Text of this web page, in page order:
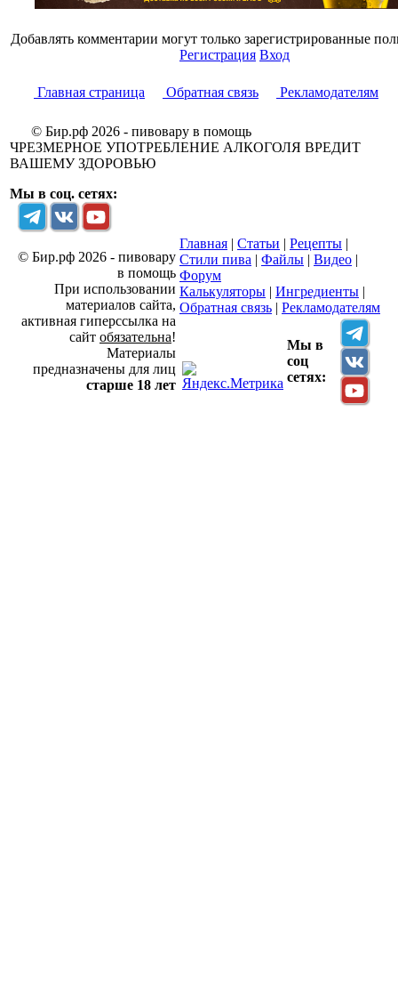
Добавлять комментарии могут только зарегистрированные
Регистрация Вход
Главная страница Обратная связь Рекламодателям
© Бир.рф 2026 - пивовару в помощь
ЧРЕЗМЕРНОЕ УПОТРЕБЛЕНИЕ АЛКОГОЛЯ ВРЕДИТ
ВАШЕМУ ЗДОРОВЬЮ
Мы в соц. сетях:
© Бир.рф 2026 - пивовару
в помощь
При использовании
материалов сайта,
активная гиперссылка на
сайт обязательна!
Материалы
предназначены для лиц
старше 18 лет
Главная | Статьи | Рецепты |
Стили пива | Файлы | Видео |
Форум
Калькуляторы | Ингредиенты |
Обратная связь | Рекламодателям
Мы в
соц
сетях: